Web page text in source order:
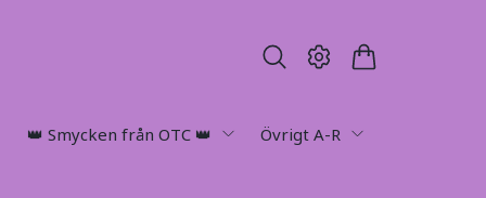
👑 Smycken från OTC 👑
Övrigt A-R